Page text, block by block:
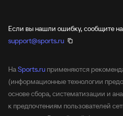
Если вы нашли ошибку, сообщите
support@sports.ru
НаSports.ru применяются
(информационные технологии
основе сбора, систематизации и
к предпочтениям пользователей